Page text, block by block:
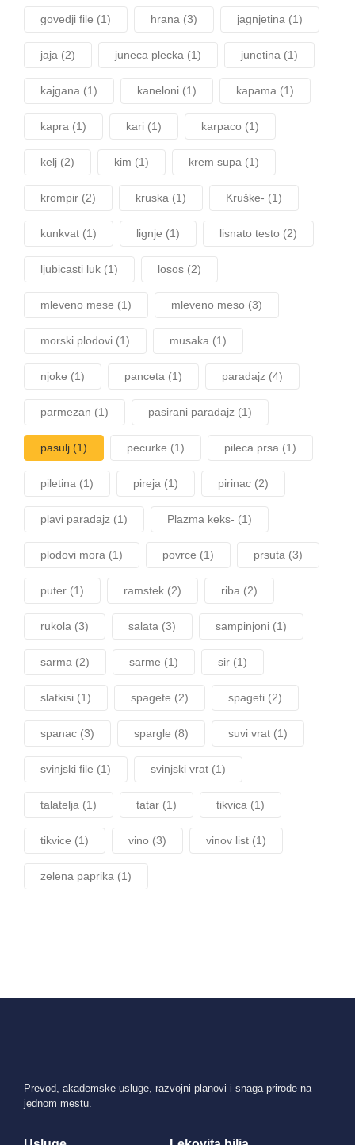
govedji file (1) hrana (3) jagnjetina (1)
jaja (2) juneca plecka (1) junetina (1)
kajgana (1) kaneloni (1) kapama (1)
kapra (1) kari (1) karpaco (1)
kelj (2) kim (1) krem supa (1)
krompir (2) kruska (1) Kruške- (1)
kunkvat (1) lignje (1) lisnato testo (2)
ljubicasti luk (1) losos (2)
mleveno mese (1) mleveno meso (3)
morski plodovi (1) musaka (1)
njoke (1) panceta (1) paradajz (4)
parmezan (1) pasirani paradajz (1)
pasulj (1) pecurke (1) pileca prsa (1)
piletina (1) pireja (1) pirinac (2)
plavi paradajz (1) Plazma keks- (1)
plodovi mora (1) povrce (1) prsuta (3)
puter (1) ramstek (2) riba (2)
rukola (3) salata (3) sampinjoni (1)
sarma (2) sarme (1) sir (1)
slatkisi (1) spagete (2) spageti (2)
spanac (3) spargle (8) suvi vrat (1)
svinjski file (1) svinjski vrat (1)
talatelja (1) tatar (1) tikvica (1)
tikvice (1) vino (3) vinov list (1)
zelena paprika (1)
Prevod, akademske usluge, razvojni planovi i snaga prirode na
jednom mestu.